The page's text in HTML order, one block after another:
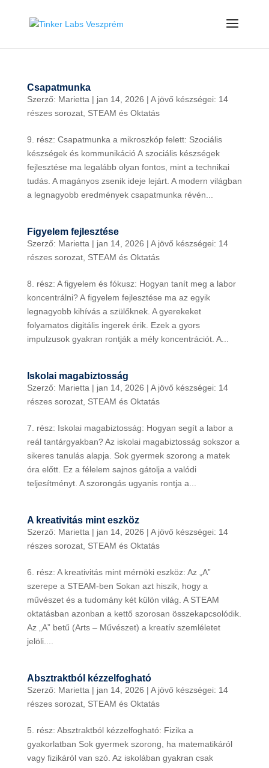
Csapatmunka
Szerző: Marietta | jan 14, 2026 | A jövő készségei: 14
részes sorozat, STEAM és Oktatás
9. rész: Csapatmunka a mikroszkóp felett: Szociális
készségek és kommunikáció A szociális készségek
fejlesztése ma legalább olyan fontos, mint a technikai
tudás. A magányos zsenik ideje lejárt. A modern világban
a legnagyobb eredmények csapatmunka révén...
Figyelem fejlesztése
Szerző: Marietta | jan 14, 2026 | A jövő készségei: 14
részes sorozat, STEAM és Oktatás
8. rész: A figyelem és fókusz: Hogyan tanít meg a labor
koncentrálni? A figyelem fejlesztése ma az egyik
legnagyobb kihívás a szülőknek. A gyerekeket
folyamatos digitális ingerek érik. Ezek a gyors
impulzusok gyakran rontják a mély koncentrációt. A...
Iskolai magabiztosság
Szerző: Marietta | jan 14, 2026 | A jövő készségei: 14
részes sorozat, STEAM és Oktatás
7. rész: Iskolai magabiztosság: Hogyan segít a labor a
reál tantárgyakban? Az iskolai magabiztosság sokszor a
sikeres tanulás alapja. Sok gyermek szorong a matek
óra előtt. Ez a félelem sajnos gátolja a valódi
teljesítményt. A szorongás ugyanis rontja a...
A kreativitás mint eszköz
Szerző: Marietta | jan 14, 2026 | A jövő készségei: 14
részes sorozat, STEAM és Oktatás
6. rész: A kreativitás mint mérnöki eszköz: Az „A”
szerepe a STEAM-ben Sokan azt hiszik, hogy a
művészet és a tudomány két külön világ. A STEAM
oktatásban azonban a kettő szorosan összekapcsolódik.
Az „A” betű (Arts – Művészet) a kreatív szemléletet
jelöli....
Absztraktból kézzelfogható
Szerző: Marietta | jan 14, 2026 | A jövő készségei: 14
részes sorozat, STEAM és Oktatás
5. rész: Absztraktból kézzelfogható: Fizika a
gyakorlatban Sok gyermek szorong, ha matematikáról
vagy fizikáról van szó. Az iskolában gyakran csak